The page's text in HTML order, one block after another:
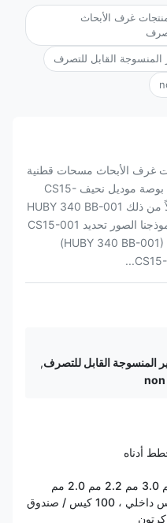
غرف الأبحاث
المنسوجة القابل للتصرف
غرف الأبحاث مسحات قطنية
خالية من الوبر قطعة قطن نظيفة 3 بوصة موديل نحيف CS15-
001 ، 002 ، 003 ، 005 ، 006 بدلاً من ذلك HUBY 340 BB-001
، 002 ، 003 ، 013 ، 012 وصف: نموذجنا الصور تحديد CS15-001
(HUBY 340 BB-
المنسوجة القابل للتصرف,
أدناه
25 قطعة / كيس داخلي ، 100 كيس / صندوق